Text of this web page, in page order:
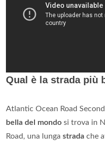
Qual è la strada più
Atlantic Ocean Road
bella del mondo si trova in
Road, una lunga strada che